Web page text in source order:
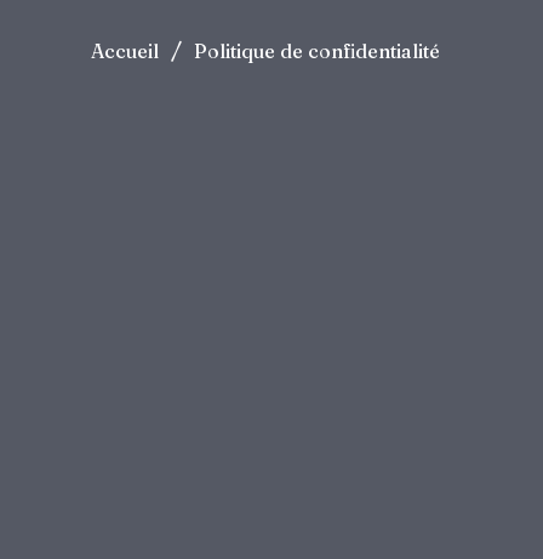
Accueil / Politique de confidentialité